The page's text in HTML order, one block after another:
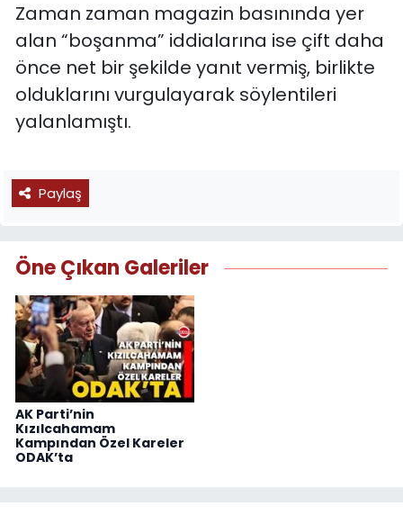
Zaman zaman magazin basınında yer
alan “boşanma” iddialarına ise çift daha
önce net bir şekilde yanıt vermiş, birlikte
olduklarını vurgulayarak söylentileri
yalanlamıştı.
Paylaş
Öne Çıkan Galeriler
AK Parti’nin
Kızılcahamam
Kampından Özel Kareler
ODAK’ta